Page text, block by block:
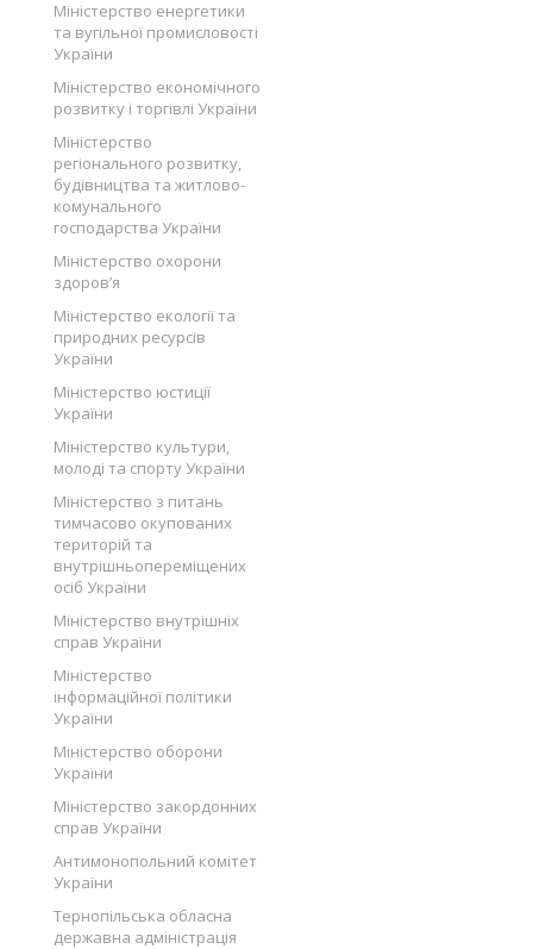
Міністерство енергетики
та вугільної промисловості
України
Міністерство економічного
розвитку і торгівлі України
Міністерство
регіонального розвитку,
будівництва та житлово-
комунального
господарства України
Міністерство охорони
здоров’я
Міністерство екології та
природних ресурсів
України
Міністерство юстиції
України
Міністерство культури,
молоді та спорту України
Міністерство з питань
тимчасово окупованих
територій та
внутрішньопереміщених
осіб України
Міністерство внутрішніх
справ України
Міністерство
інформаційної політики
України
Міністерство оборони
України
Міністерство закордонних
справ України
Антимонопольний комітет
України
Тернопільська обласна
державна адміністрація